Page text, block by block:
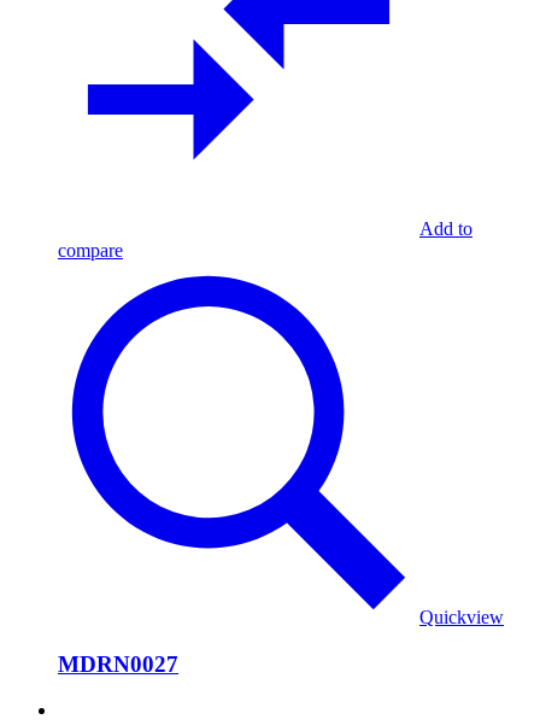
Add to
compare
Quickview
MDRN0027